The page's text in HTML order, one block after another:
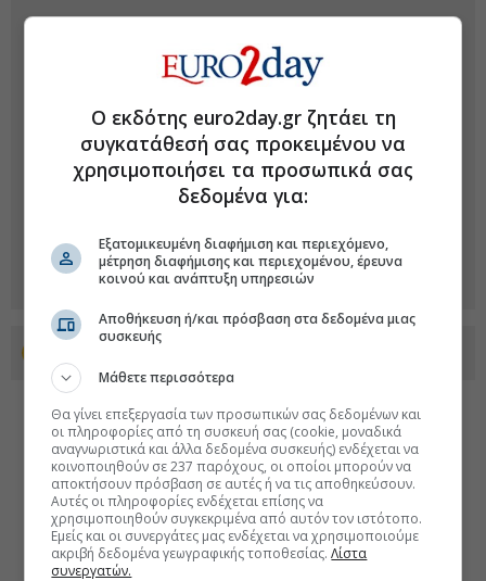
Ο εκδότης euro2day.gr ζητάει τη
συγκατάθεσή σας προκειμένου να
χρησιμοποιήσει τα προσωπικά σας
δεδομένα για:
Εξατομικευμένη διαφήμιση και περιεχόμενο,
μέτρηση διαφήμισης και περιεχομένου, έρευνα
κοινού και ανάπτυξη υπηρεσιών
Αποθήκευση ή/και πρόσβαση στα δεδομένα μιας
συσκευής
Μάθετε περισσότερα
Θα γίνει επεξεργασία των προσωπικών σας δεδομένων και
οι πληροφορίες από τη συσκευή σας (cookie, μοναδικά
αναγνωριστικά και άλλα δεδομένα συσκευής) ενδέχεται να
κοινοποιηθούν σε 237 παρόχους, οι οποίοι μπορούν να
αποκτήσουν πρόσβαση σε αυτές ή να τις αποθηκεύσουν.
Αυτές οι πληροφορίες ενδέχεται επίσης να
χρησιμοποιηθούν συγκεκριμένα από αυτόν τον ιστότοπο.
Εμείς και οι συνεργάτες μας ενδέχεται να χρησιμοποιούμε
ακριβή δεδομένα γεωγραφικής τοποθεσίας.Λίστα
συνεργατών.